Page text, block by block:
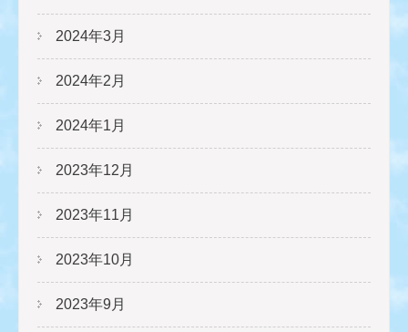
2024年3月
2024年2月
2024年1月
2023年12月
2023年11月
2023年10月
2023年9月